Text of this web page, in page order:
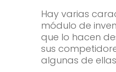
Hay varias
módulo de
que lo hacen
sus
algunas de